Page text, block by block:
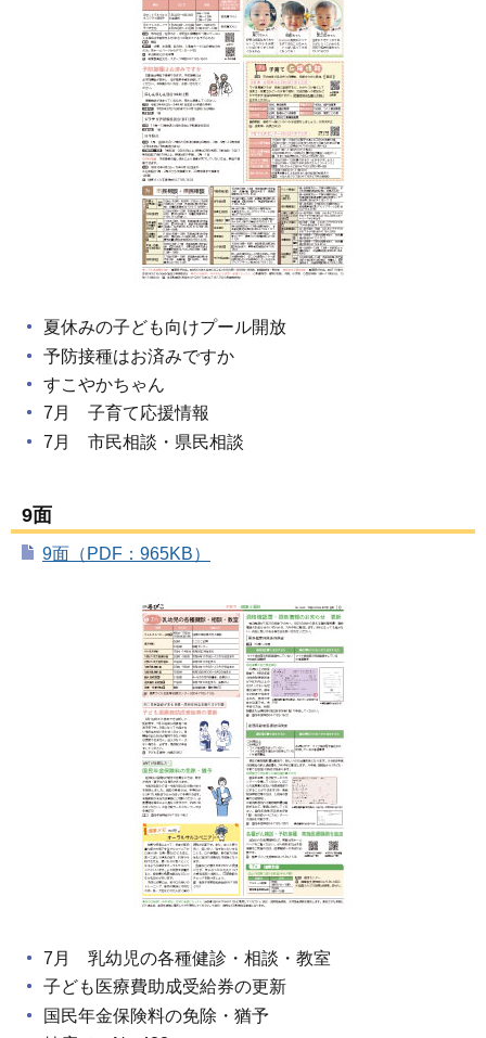
夏休みの子ども向けプール開放
予防接種はお済みですか
すこやかちゃん
7月 子育て応援情報
7月 市民相談・県民相談
9面
9面（PDF：965KB）
7月 乳幼児の各種健診・相談・教室
子ども医療費助成受給券の更新
国民年金保険料の免除・猶予